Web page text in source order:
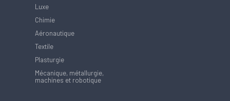
Luxe
Chimie
Aéronautique
Textile
Plasturgie
Mécanique, métallurgie,
machines et robotique